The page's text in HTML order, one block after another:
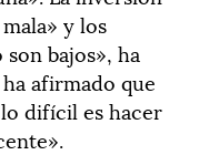
y los
bajos», ha
afirmado que
difícil es hacer